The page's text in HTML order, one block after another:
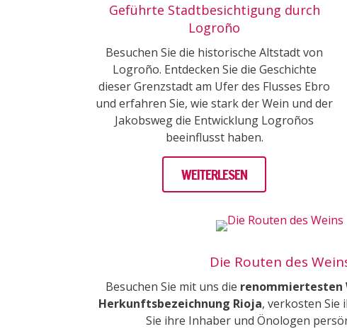
Geführte Stadtbesichtigung durch
Logroño
Besuchen Sie die historische Altstadt von
Logroño. Entdecken Sie die Geschichte
dieser Grenzstadt am Ufer des Flusses Ebro
und erfahren Sie, wie stark der Wein und der
Jakobsweg die Entwicklung Logroños
beeinflusst haben.
WEITERLESEN
Die Routen des
Besuchen Sie mit uns die renommiertesten
Herkunftsbezeichnung Rioja, verkosten Sie
Sie ihre Inhaber und Önologen